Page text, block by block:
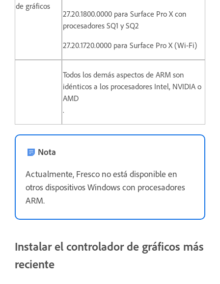
de gráficos
27.20.1800.0000 para Surface Pro X con
procesadores SQ1 y SQ2
27.20.1720.0000 para Surface Pro X (Wi-Fi)
Todos los demás aspectos de ARM son
idénticos a los procesadores Intel, NVIDIA o
AMD
.
Nota
Actualmente, Fresco no está disponible en
otros dispositivos Windows con procesadores
ARM.
Instalar el controlador de gráficos más
reciente